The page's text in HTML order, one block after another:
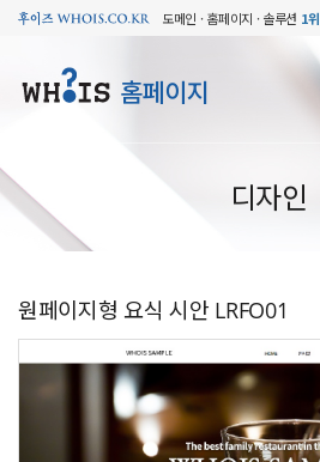
도메인 · 홈페이지 · 솔루션 1위
홈페이지
디자인
원페이지형 요식 시안 LRFO01